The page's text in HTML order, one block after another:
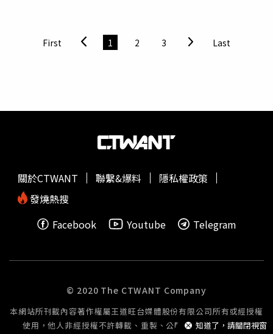
中回應表示，「8小時以上，平時上班的時候」、「吃飯不
關，上班才會關，4小時吧」、「短暫出門根本不必關，4小
台電就解答，變頻冷氣雖然比較省電，但如果出門10小時不
計下來的用電還是會比出門關掉冷氣高。台電建議，短時間
外出大約30分鐘內，可以考慮不關冷氣，但長時間外出，台
年！「李有甜」突宣布全數停業 醫檢師曬泛黃照找17年前
「漂亮姐姐」 網3小時神到了 國1北上南屯路段「路面下
First 1 2 3 Last
知道了，請關閉視窗
關於CTWANT 聯繫&爆料
隱私權政策
發燒熱搜
Facebook
Youtube Telegram
© 2020 The CTWANT Company
本網站所刊載內容著作權屬王道旺台媒體股份有限公司所有或經授權
使用，他人非經授權不許轉載、重製、公開播送或公開傳輸。